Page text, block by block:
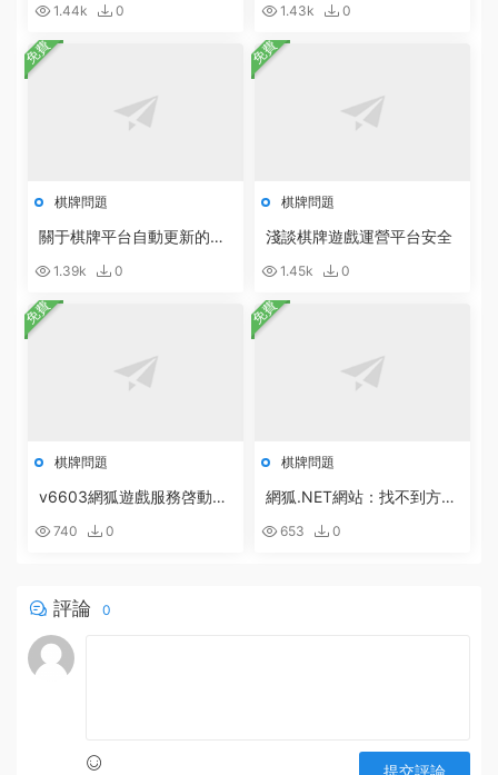
1.44k 0 1.43k 0
棋牌問題
關于棋牌平台自動更新的說
1.39k 0
免費
棋牌問題
淺談棋牌遊戲運營平台安全
1.45k 0
免費
棋牌問題
v6603網狐遊戲服務啓動配
740 0
免費
棋牌問題
網狐.NET網站：找不到方
me.Serialization.DataContr
653 0
免費
評論 0
提交評論